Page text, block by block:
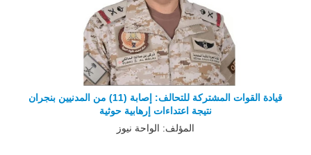
قيادة القوات المشتركة للتحالف: إصابة (11) من المدنيين بنجران
نتيجة اعتداءات إرهابية حوثية
المؤلف: الواحة نيوز